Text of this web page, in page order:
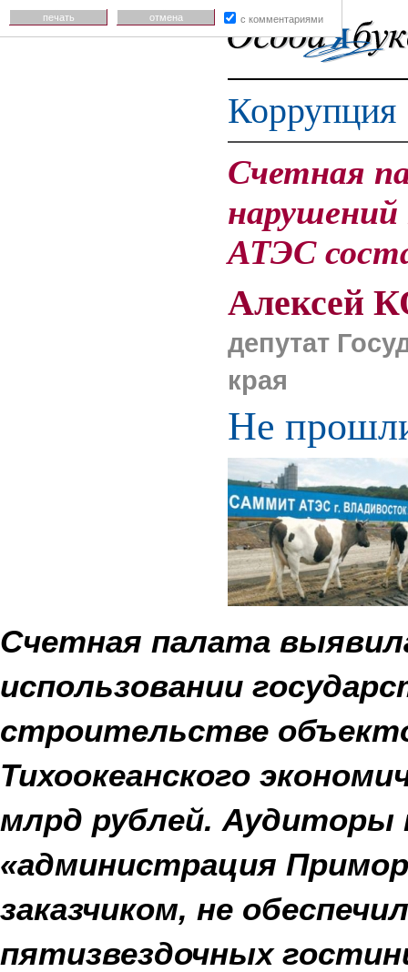
Коррупция
Счетная
нарушений
АТЭС
Алексей
депутат
края
Не
Счетная палата
использовании
строительстве
Тихоокеанского
млрд рублей.
«администрация
заказчиком, не
пятизвездочных
печать отмена с комментариями